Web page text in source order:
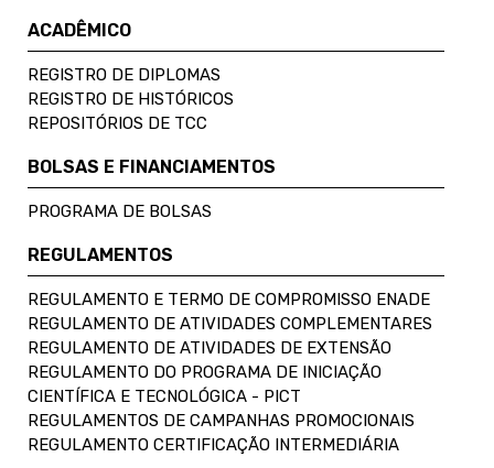
ACADÊMICO
REGISTRO DE DIPLOMAS
REGISTRO DE HISTÓRICOS
REPOSITÓRIOS DE TCC
BOLSAS E FINANCIAMENTOS
PROGRAMA DE BOLSAS
REGULAMENTOS
REGULAMENTO E TERMO DE COMPROMISSO ENADE
REGULAMENTO DE ATIVIDADES COMPLEMENTARES
REGULAMENTO DE ATIVIDADES DE EXTENSÃO
REGULAMENTO DO PROGRAMA DE INICIAÇÃO
CIENTÍFICA E TECNOLÓGICA - PICT
REGULAMENTOS DE CAMPANHAS PROMOCIONAIS
REGULAMENTO CERTIFICAÇÃO INTERMEDIÁRIA